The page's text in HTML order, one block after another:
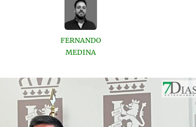
FERNANDO
MEDINA